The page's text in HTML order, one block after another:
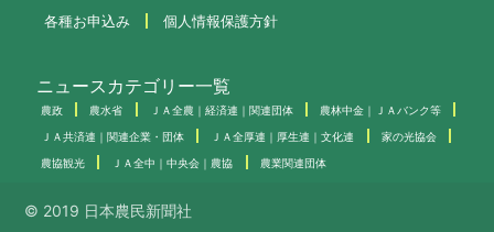
各種お申込み
個人情報保護方針
ニュースカテゴリー一覧
農政 農水省 ＪＡ全農｜経済連｜関連団体 農林中金｜ＪＡバンク等
ＪＡ共済連｜関連企業・団体 ＪＡ全厚連｜厚生連｜文化連 家の光協会
農協観光 ＪＡ全中｜中央会｜農協 農業関連団体
© 2019 日本農民新聞社